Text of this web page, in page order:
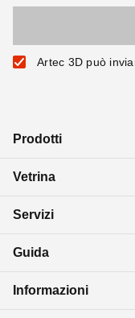
Artec 3D può
Prodotti
Vetrina
Servizi
Guida
Informazioni